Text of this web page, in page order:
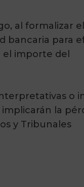
al formalizar
bancaria para
importe del
o
la
y Tribunales